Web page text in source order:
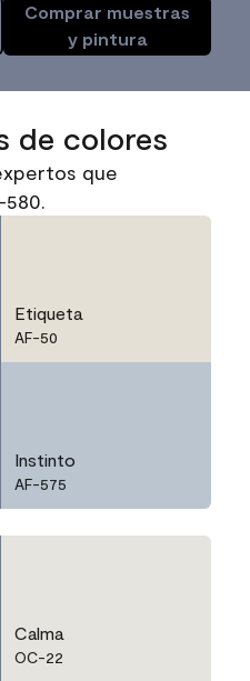
Comprar muestras
y pintura
de colores
que
Etiqueta
AF-50
Instinto
AF-575
Calma
OC-22